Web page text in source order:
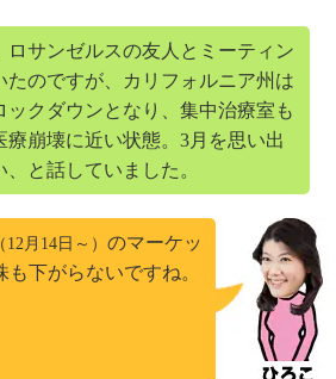
ロサンゼルスの友人とミーティン
たのですが、カリフォルニア州は
ックダウンとなり、集中治療室も
療崩壊に近い状態。3月を思い出
、と話していました。
（12月14日～） のマーケッ
も下がらないですね。